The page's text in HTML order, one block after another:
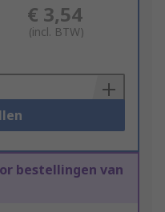
€ 3,54
(incl. BTW)
bestellingen van